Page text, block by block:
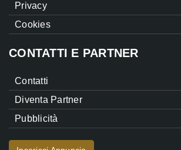
Privacy
Cookies
CONTATTI E PARTNER
Contatti
Diventa Partner
Pubblicità